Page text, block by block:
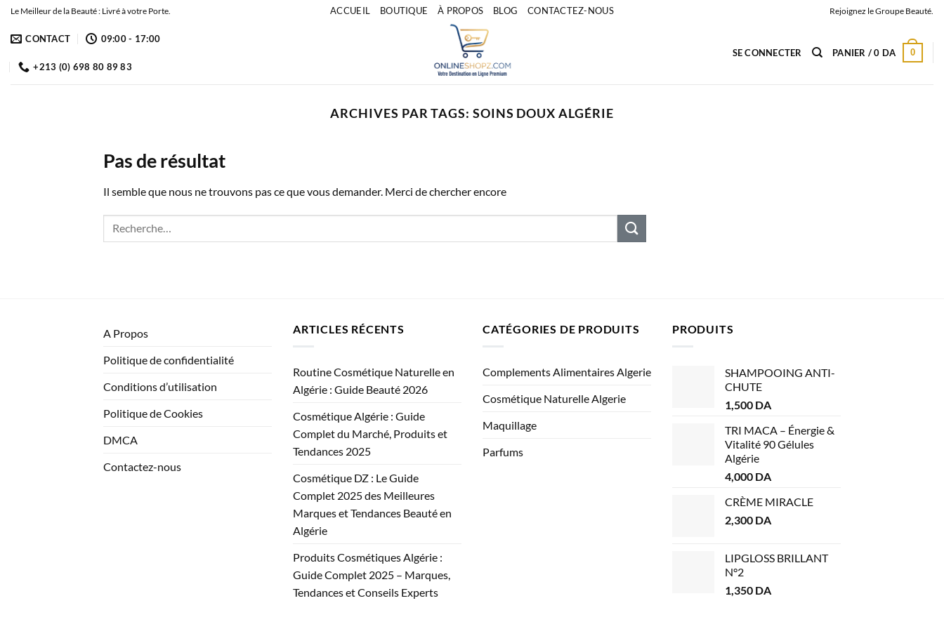
Passer
contenu
Le Meilleur de la Beauté : Livré à votre Porte. ACCUEIL BOUTIQUE À PROPOS BLOG CONTACTEZ-NOUS Rejoignez le Groupe Beauté.
CONTACT 09:00 - 17:00
+213 (0) 698 80 89 83
SE CONNECTER PANIER /0 DA 0
ARCHIVES PAR TAGS: SOINS DOUX ALGÉRIE
Pas de résultat
Il semble que nous ne trouvons pas ce que vous demander. Merci de chercher encore
A Propos
Politique de confidentialité
Conditions d’utilisation
Politique de Cookies
DMCA
Contactez-nous
ARTICLES RÉCENTS
Routine Cosmétique Naturelle en
Algérie : Guide Beauté 2026
Cosmétique Algérie : Guide
Complet du Marché, Produits et
Tendances 2025
Cosmétique DZ : Le Guide
Complet 2025 des Meilleures
Marques et Tendances Beauté en
Algérie
Produits Cosmétiques Algérie :
Guide Complet 2025 – Marques,
Tendances et Conseils Experts
CATÉGORIES DE PRODUITS
Complements Alimentaires Algerie
Cosmétique Naturelle Algerie
Maquillage
Parfums
PRODUITS
SHAMPOOING ANTI-
CHUTE
1,500 DA
TRI MACA – Énergie &
Vitalité 90 Gélules
Algérie
4,000 DA
CRÈME MIRACLE
2,300 DA
LIPGLOSS BRILLANT
N°2
1,350 DA